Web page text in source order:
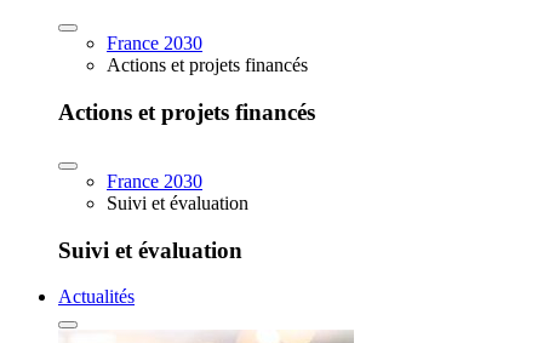
France 2030
Actions et projets financés
Actions et projets financés
France 2030
Suivi et évaluation
Suivi et évaluation
Actualités